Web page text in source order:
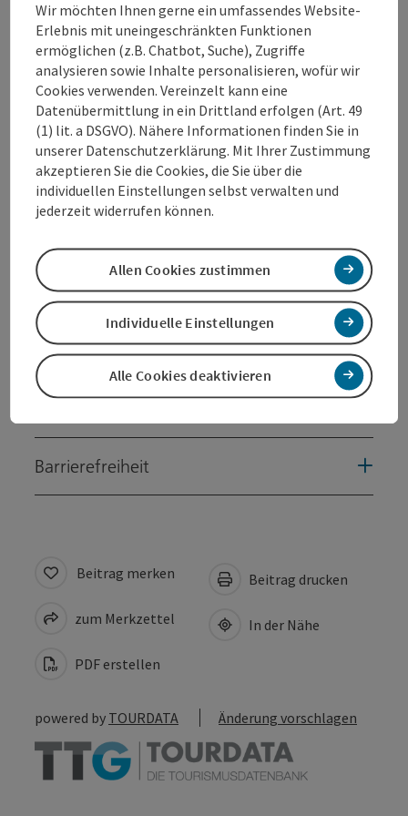
dem jeder schnell profitieren kann! 20 Minuten
Training pro Woche reichen - auch bei ambitionierten
Zielen! Das erfolgsversprechende Workout von
Bodystreet sorgt für Ihr persönliches Wohlbefinden.
Kontakt
Anreise/Lage
Preise
Barrierefreiheit
Beitrag merken
zum Merkzettel
PDF erstellen
Beitrag drucken
In der Nähe
powered by TOURDATA Änderung vorschlagen
Wir möchten Ihnen gerne ein umfassendes Website-
Erlebnis mit uneingeschränkten Funktionen
ermöglichen (z.B. Chatbot, Suche), Zugriffe
analysieren sowie Inhalte personalisieren, wofür wir
Cookies verwenden. Vereinzelt kann eine
Datenübermittlung in ein Drittland erfolgen (Art. 49
(1) lit. a DSGVO). Nähere Informationen finden Sie in
unserer Datenschutzerklärung. Mit Ihrer Zustimmung
akzeptieren Sie die Cookies, die Sie über die
individuellen Einstellungen selbst verwalten und
jederzeit widerrufen können.
Alle Cookies deaktivieren
Individuelle Einstellungen
Allen Cookies zustimmen